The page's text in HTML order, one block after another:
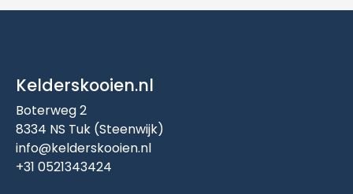
Kelderskooien.nl
Boterweg 2
8334 NS Tuk (Steenwijk)
info@kelderskooien.nl
+31 0521343424